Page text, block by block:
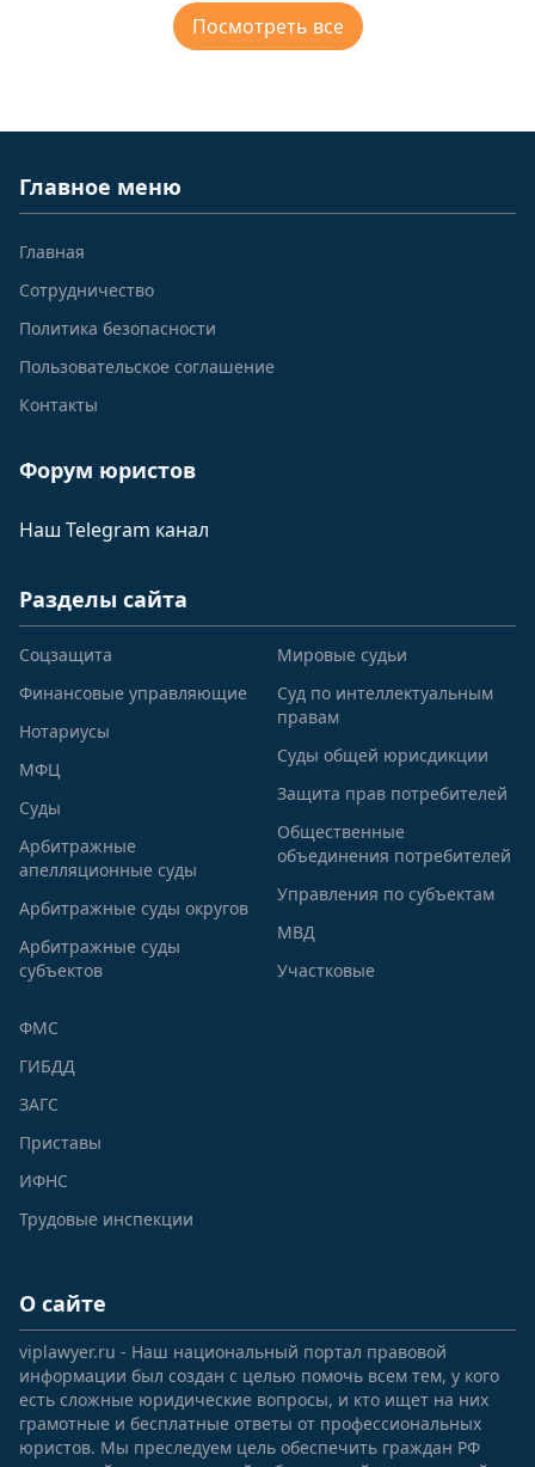
Посмотреть все
Главное меню
Главная
Сотрудничество
Политика безопасности
Пользовательское соглашение
Контакты
Форум юристов
Наш Telegram канал
Разделы сайта
Соцзащита
Финансовые управляющие
Нотариусы
МФЦ
Суды
Арбитражные
апелляционные суды
Арбитражные суды округов
Арбитражные суды
субъектов
Мировые судьи
Суд по интеллектуальным
правам
Суды общей юрисдикции
Защита прав потребителей
Общественные
объединения потребителей
Управления по субъектам
МВД
Участковые
ФМС
ГИБДД
ЗАГС
Приставы
ИФНС
Трудовые инспекции
О сайте
viplawyer.ru - Наш национальный портал правовой
информации был создан с целью помочь всем тем, у кого
есть сложные юридические вопросы, и кто ищет на них
грамотные и бесплатные ответы от профессиональных
юристов. Мы преследуем цель обеспечить граждан РФ